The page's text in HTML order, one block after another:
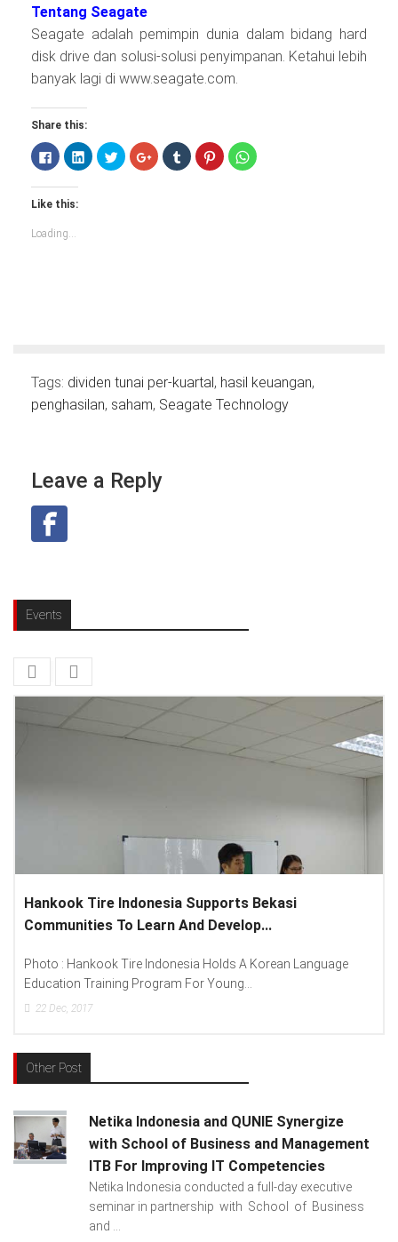
Tentang Seagate
Seagate adalah pemimpin dunia dalam bidang hard
disk drive dan solusi-solusi penyimpanan. Ketahui lebih
banyak lagi di www.seagate.com.
Share this:
Click
to
share
on
Facebook
(Opens
new
window)
Click
to
share
Click
to
share
Click
to
share
Click
to
share
Click
to
share
Click
to
Like this:
Loading...
Tags: dividen tunai per-kuartal , hasil keuangan,
penghasilan, saham, Seagate Technology
Leave a Reply
Events
Lenovo Introduced New Brand Ambassador To
Spread “Different Is Better”...
Photo : (From Left To Right) Helmy Susanto (Consumer
Lenovo Indonesia), Andien Aisyah...
Other Post
Netika Indonesia and QUNIE Synergize
with School of Business and Management
ITB For Improving IT Competencies
Netika Indonesia conducted a full-day executive
seminar in partnership with School of Business
and ...